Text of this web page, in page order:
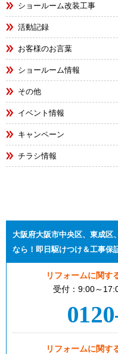
ショールーム改装工事
活動記録
お客様のお言葉
ショールーム情報
その他
イベント情報
キャンペーン
チラシ情報
大阪府大阪市中央区、東成区
なら！即日駆けつけ＆工事保
リフォームに関す
受付：9:00～
リフォームに関す